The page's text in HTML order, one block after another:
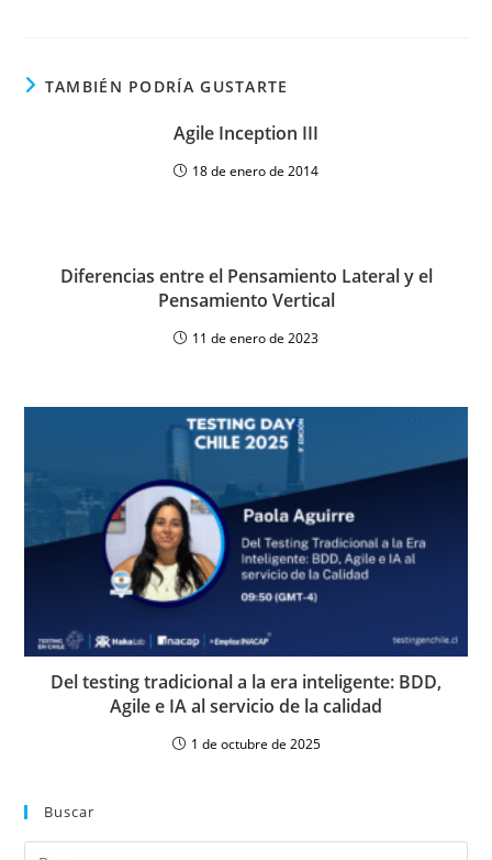
TAMBIÉN PODRÍA GUSTARTE
Agile Inception III
18 de enero de 2014
Diferencias entre el Pensamiento Lateral y el
Pensamiento Vertical
11 de enero de 2023
Del testing tradicional a la era inteligente: BDD,
Agile e IA al servicio de la calidad
1 de octubre de 2025
Buscar